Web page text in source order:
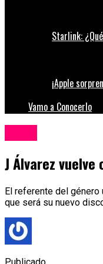
Starlink:
¡Apple
Vamo a Conocerlo
J Álvarez vuelve
El referente del género
que será su nuevo